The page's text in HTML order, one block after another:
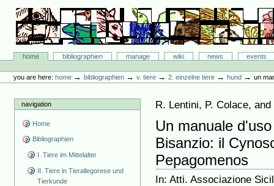
content.
navigation
Bibliographie-Portal
Sectionshome bibliographien manage wiki news
events
tools
you are here: home →bibliographien →v. tiere →2. einzelne tiere →hund →un
navigation
Home
Bibliographien
I. Tiere im Mittelalter
II. Tiere in Tierallegorese und
Tierkunde
R. Lentini, P. Colace,
Un manuale
Bisanzio: il
Pepagomenos
In: Atti. Associazione